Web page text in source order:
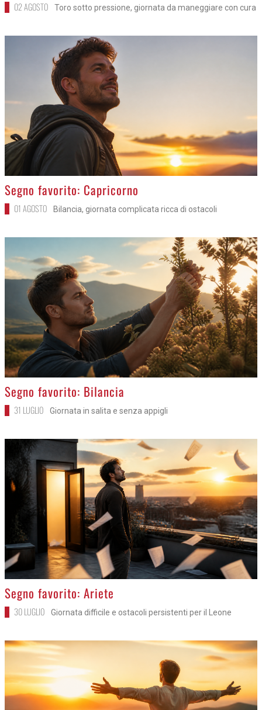
02 AGOSTO Toro sotto pressione, giornata da maneggiare con cura
>
Segno favorito: Capricorno
01 AGOSTO Bilancia, giornata complicata ricca di ostacoli
>
Segno favorito: Bilancia
31 LUGLIO Giornata in salita e senza appigli
>
Segno favorito: Ariete
30 LUGLIO Giornata difficile e ostacoli persistenti per il Leone